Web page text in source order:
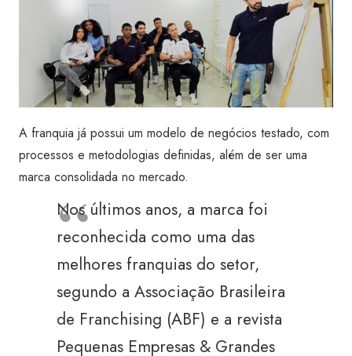
A franquia já possui um modelo de negócios testado, com
processos e metodologias definidas, além de ser uma
marca consolidada no mercado.
Nos últimos anos, a marca foi
reconhecida como uma das
melhores franquias do setor,
segundo a Associação Brasileira
de Franchising (ABF) e a revista
Pequenas Empresas & Grandes